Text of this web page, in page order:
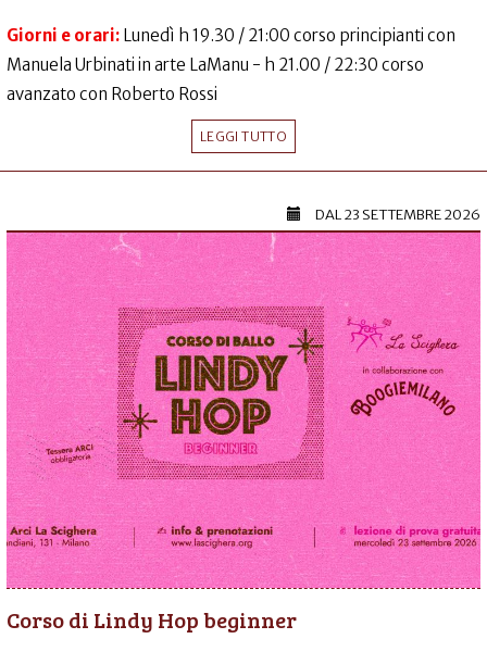
Giorni e orari: Lunedì h 19.30 / 21:00 corso principianti con
Manuela Urbinati in arte LaManu - h 21.00 / 22:30 corso
avanzato con Roberto Rossi
LEGGI TUTTO
DAL23 SETTEMBRE 2026
Corso di Lindy Hop beginner